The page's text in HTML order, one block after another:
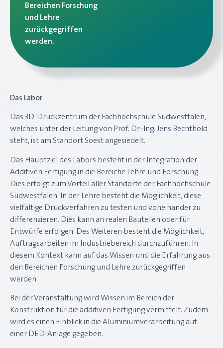
Bereichen Forschung
und Lehre
zurückgegriffen
werden.
Das Labor
Das 3D-Druckzentrum der Fachhochschule Südwestfalen,
welches unter der Leitung von Prof. Dr.-Ing. Jens Bechthold
steht, ist am Standort Soest angesiedelt.
Das Hauptziel des Labors besteht in der Integration der
Additiven Fertigung in die Bereiche Lehre und Forschung.
Dies erfolgt zum Vorteil aller Standorte der Fachhochschule
Südwestfalen. In der Lehre besteht die Möglichkeit, diese
vielfältige Druckverfahren zu testen und voneinander zu
differenzieren. Dies kann an realen Bauteilen oder für
Entwürfe erfolgen. Des Weiteren besteht die Möglichkeit,
Auftragsarbeiten im Industriebereich durchzuführen. In
diesem Kontext kann auf das Wissen und die Erfahrung aus
den Bereichen Forschung und Lehre zurückgegriffen
werden.
Bei der Veranstaltung wird Wissen im Bereich der
Konstruktion für die additiven Fertigung vermittelt. Zudem
wird es einen Einblick in die Aluminiumverarbeitung auf
einer DED-Anlage gegeben.